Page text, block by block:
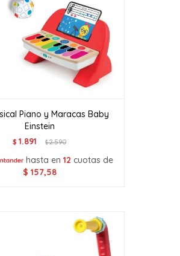
Piano y Maracas Baby
Einstein
$ 1.891 $2.590
hasta en12 cuotas de
$ 157,58